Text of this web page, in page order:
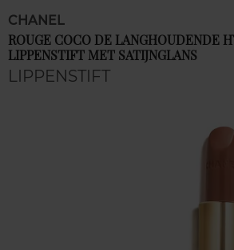
CHANEL
ROUGE COCO DE LANGHOUDENDE
LIPPENSTIFT MET SATIJNGLANS
LIPPENSTIFT